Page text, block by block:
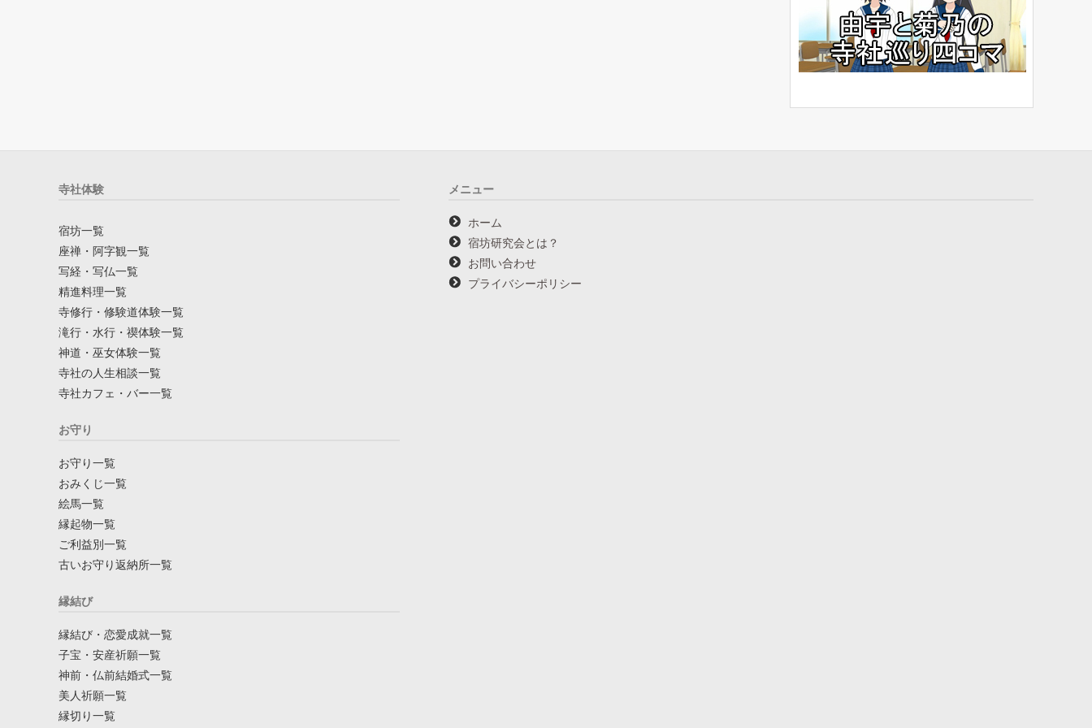
寺社体験
宿坊一覧
座禅・阿字観一覧
写経・写仏一覧
精進料理一覧
寺修行・修験道体験一覧
滝行・水行・禊体験一覧
神道・巫女体験一覧
寺社の人生相談一覧
寺社カフェ・バー一覧
お守り
お守り一覧
おみくじ一覧
絵馬一覧
縁起物一覧
ご利益別一覧
古いお守り返納所一覧
縁結び
縁結び・恋愛成就一覧
子宝・安産祈願一覧
神前・仏前結婚式一覧
美人祈願一覧
縁切り一覧
メニュー
ホーム
宿坊研究会とは？
お問い合わせ
プライバシーポリシー